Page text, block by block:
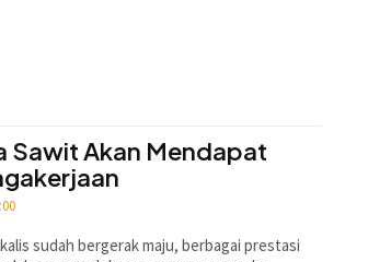
Sawit Akan Mendapat
sudah bergerak maju, berbagai prestasi